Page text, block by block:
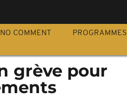
NO COMMENT PROGRAMMES
grève pour